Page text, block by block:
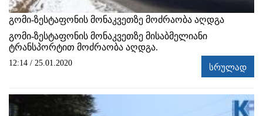
გომი-ზესტაფონის მონაკვეთზე მოძრაობა აღდგა
გომი-ზესტაფონის მონაკვეთზე მისაბმელიანი
ტრანსპორტით მოძრაობა აღდგა.
12:14 / 25.01.2020 სრულად